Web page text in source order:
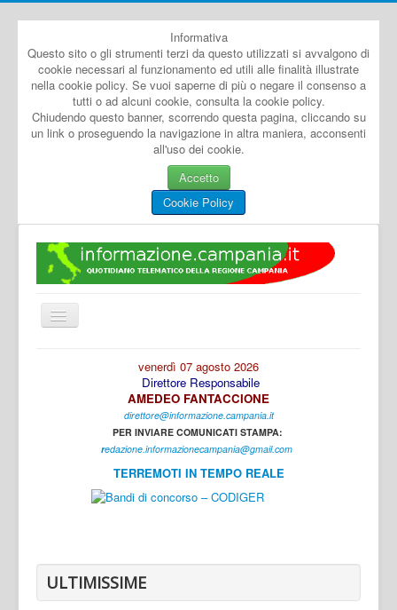
Informativa
Questo sito o gli strumenti terzi da questo utilizzati si avvalgono di
cookie necessari al funzionamento ed utili alle finalità illustrate
nella cookie policy. Se vuoi saperne di più o negare il consenso a
tutti o ad alcuni cookie, consulta la cookie policy.
Chiudendo questo banner, scorrendo questa pagina, cliccando su
un link o proseguendo la navigazione in altra maniera, acconsenti
all'uso dei cookie.
Accetto
Cookie Policy
Cambia
navigazione
Caserta
venerdì 07 agosto 2026
Direttore Responsabile
AMEDEO FANTACCIONE
direttore@informazione.campania.it
PER INVIARE COMUNICATI STAMPA:
redazione.informazionecampania@gmail.com
TERREMOTI IN TEMPO REALE
ULTIMISSIME